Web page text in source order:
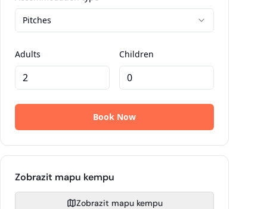
Zobrazit mapu kempu
Zobrazit mapu kempu